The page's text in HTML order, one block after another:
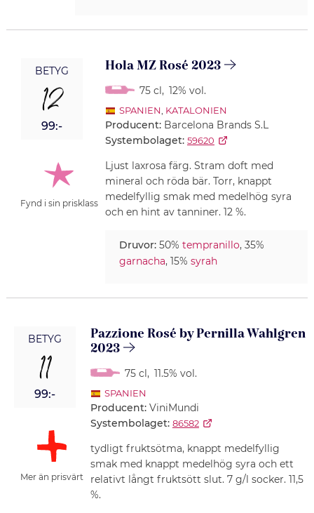
BETYG
12
99:-
Fynd i sin prisklass
Hola MZ Rosé 2023
75 cl, 12% vol.
SPANIEN KATALONIEN
Producent: Barcelona Brands S.L
Systembolaget: 59620
Ljust laxrosa färg. Stram doft med
mineral och röda bär. Torr, knappt
medelfyllig smak med medelhög syra
och en hint av tanniner. 12 %.
Druvor:50% tempranillo, 35%
garnacha, 15% syrah
BETYG
11
99:-
Mer än prisvärt
Pazzione Rosé by Pernilla Wahlgren
2023
75 cl, 11.5% vol.
SPANIEN
Producent: ViniMundi
Systembolaget: 86582
tydligt fruktsötma, knappt medelfyllig
smak med knappt medelhög syra och ett
relativt långt fruktsött slut. 7 g/l socker. 11,5
%.